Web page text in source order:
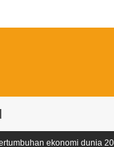
dunia 2024 sebesar 3,1